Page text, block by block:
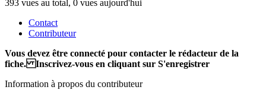
393 vues au total, 0 vues aujourd'hui
Contact
Contributeur
Vous devez être connecté pour contacter le rédacteur de la
fiche. Inscrivez-vous en cliquant sur S'enregistrer
Information à propos du contributeur